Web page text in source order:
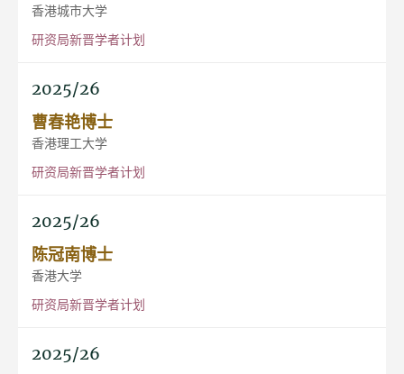
香港城市大学
研资局新晋学者计划
2025/26
曹春艳博士
香港理工大学
研资局新晋学者计划
2025/26
陈冠南博士
香港大学
研资局新晋学者计划
2025/26